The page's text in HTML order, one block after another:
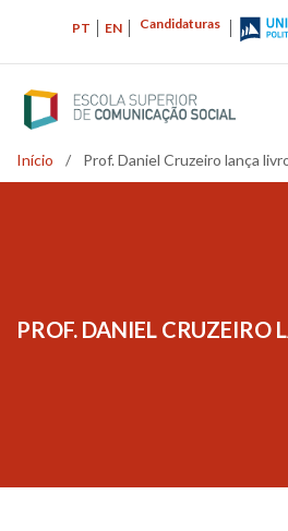
principal
Candidaturas
PT EN
Navegação
Início / Prof. Daniel Cruzeiro lança
PROF. DANIEL CRUZEIRO
NAVEGAÇÃO